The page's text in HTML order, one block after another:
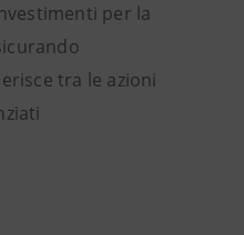
per la
tra le azioni